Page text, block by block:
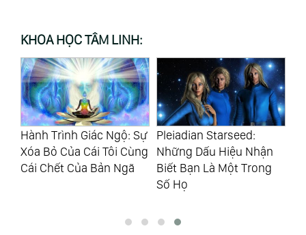
KHOA HỌC TÂM LINH:
Hành Trình Giác Ngộ: Sự
Xóa Bỏ Của Cái Tôi Cùng
Cái Chết Của Bản Ngã
Pleiadian Starseed:
Những Dấu Hiệu Nhận
Biết Bạn Là Một Trong
Số Họ